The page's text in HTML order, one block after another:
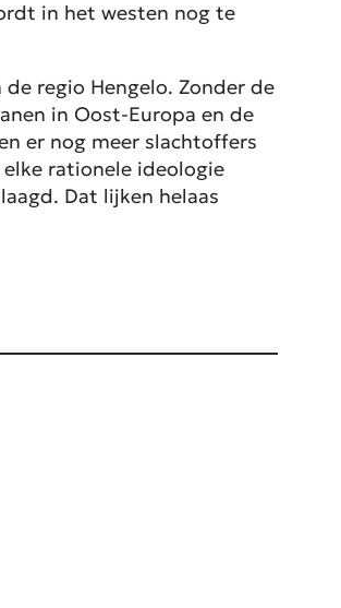
in het westen nog te
regio Hengelo. Zonder de
in Oost-Europa en de
er nog meer slachtoffers
rationele ideologie
Dat lijken helaas